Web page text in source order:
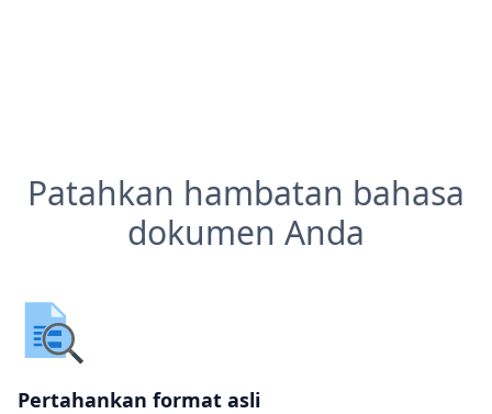
Patahkan hambatan bahasa
dokumen Anda
Pertahankan format asli